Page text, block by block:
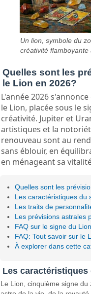
Un lion, symbole du
créativité
Quelles sont les
le Lion en 2026?
L'année 2026
le Lion, placée sous le
créativité. Jupiter et
artistiques et la
renouveau sont au
sans éblouir, en
en ménageant sa
Quelles sont les
Les caractéristiques du
Les traits de
Les prévisions astrales
FAQ sur le signe du
FAQ: Tout savoir sur le
À explorer dans cette
Les
Le Lion, cinquième signe du